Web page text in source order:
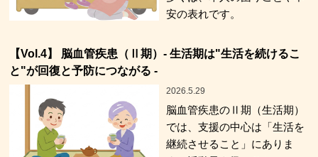
安の表れです。
【Vol.4】 脳血管疾患（Ⅱ期）- 生活期は"生活を続けるこ
と"が回復と予防につながる -
2026.5.29
脳血管疾患のⅡ期（生活期）
では、支援の中心は「生活を
継続させること」にありま